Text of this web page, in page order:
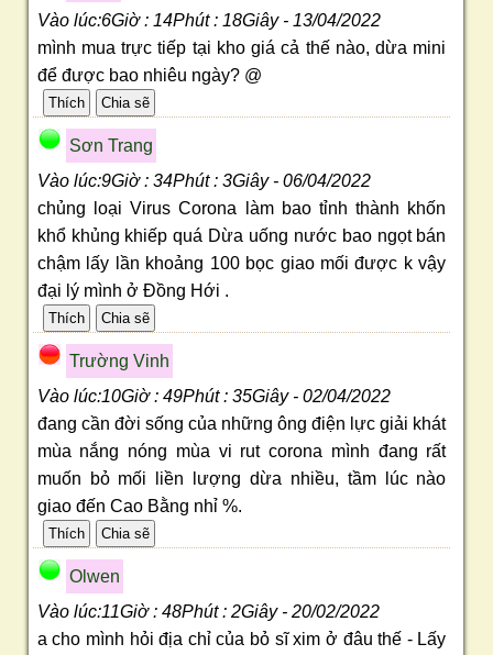
Vào lúc:6Giờ : 14Phút : 18Giây - 13/04/2022
mình mua trực tiếp tại kho giá cả thế nào, dừa mini
để được bao nhiêu ngày? @
Sơn Trang
Vào lúc:9Giờ : 34Phút : 3Giây - 06/04/2022
chủng loại Virus Corona làm bao tỉnh thành khốn
khổ khủng khiếp quá Dừa uống nước bao ngọt bán
chậm lấy lần khoảng 100 bọc giao mối được k vậy
đại lý mình ở Đồng Hới .
Trường Vinh
Vào lúc:10Giờ : 49Phút : 35Giây - 02/04/2022
đang cần đời sống của những ông điện lực giải khát
mùa nắng nóng mùa vi rut corona mình đang rất
muốn bỏ mối liền lượng dừa nhiều, tầm lúc nào
giao đến Cao Bằng nhỉ %.
Olwen
Vào lúc:11Giờ : 48Phút : 2Giây - 20/02/2022
a cho mình hỏi địa chỉ của bỏ sĩ xim ở đâu thế - Lấy